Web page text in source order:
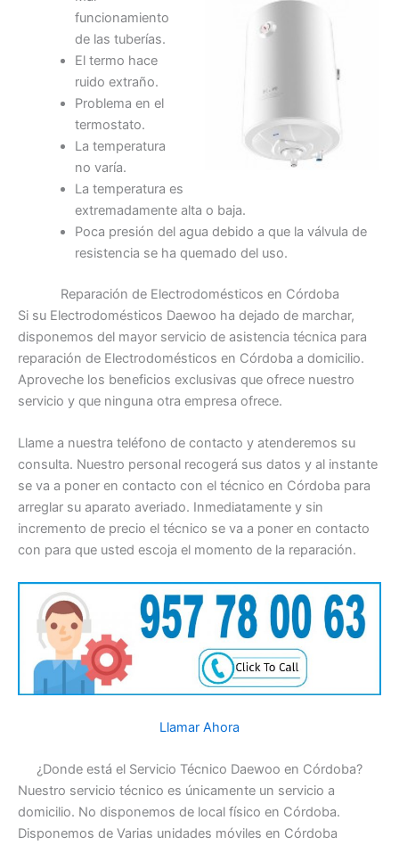
funcionamiento
de las tuberías.
El termo hace
ruido extraño.
Problema en el
termostato.
La temperatura
no varía.
La temperatura es
extremadamente alta o baja.
Poca presión del agua debido a que la válvula de
resistencia se ha quemado del uso.
Reparación de Electrodomésticos en Córdoba
Si su Electrodomésticos Daewoo ha dejado de marchar,
disponemos del mayor servicio de asistencia técnica para
reparación de Electrodomésticos en Córdoba a domicilio.
Aproveche los beneficios exclusivas que ofrece nuestro
servicio y que ninguna otra empresa ofrece.
Llame a nuestra teléfono de contacto y atenderemos su
consulta. Nuestro personal recogerá sus datos y al instante
se va a poner en contacto con el técnico en Córdoba para
arreglar su aparato averiado. Inmediatamente y sin
incremento de precio el técnico se va a poner en contacto
con para que usted escoja el momento de la reparación.
Llamar Ahora
¿Donde está el Servicio Técnico Daewoo en Córdoba?
Nuestro servicio técnico es únicamente un servicio a
domicilio. No disponemos de local físico en Córdoba.
Disponemos de Varias unidades móviles en Córdoba